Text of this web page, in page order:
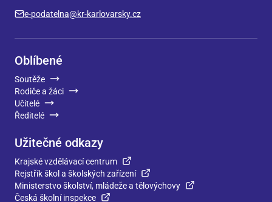
e-podatelna@kr-karlovarsky.cz
Oblíbené
Soutěže
Rodiče a žáci
Učitelé
Ředitelé
Užitečné odkazy
Krajské vzdělávací centrum
Rejstřík škol a školských zařízení
Ministerstvo školství, mládeže a tělovýchovy
Česká školní inspekce